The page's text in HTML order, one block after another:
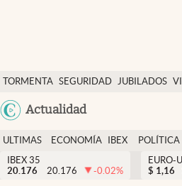
TORMENTA SEGURIDAD JUBILADOS
Actualidad
Economía y finanzas
Política
Actualidad
Criptomonedas
ULTIMAS
NOTICIAS
ECONOMÍA
FINANZAS
IBEX
EURO
POLÍTICA
IBEX 35
20.176
20.176 -0.02%
EURO-
$ 1,16